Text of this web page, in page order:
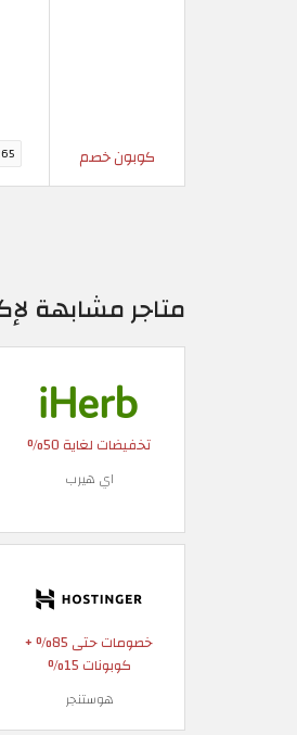
كوبون خصم
متاجر مشابهة
تخفيضات لغاية 50%
اي هيرب
خصومات حتى 85% +
كوبونات 15%
هوستنجر